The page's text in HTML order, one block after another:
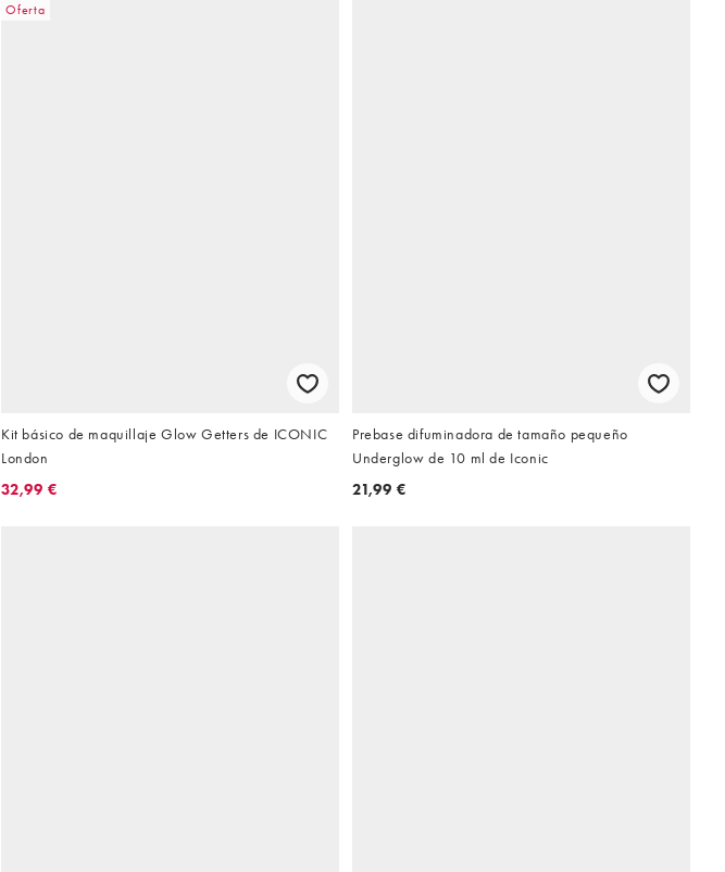
Oferta
Kit básico de maquillaje Glow Getters de ICONIC
London
32,99 €
Prebase difuminadora de tamaño pequeño
Underglow de 10 ml de Iconic
21,99 €